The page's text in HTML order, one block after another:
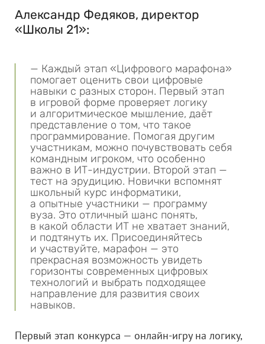
Александр Федяков, директор
«Школы 21»:
— Каждый этап «Цифрового марафона»
помогает оценить свои цифровые
навыки с разных сторон. Первый этап
в игровой форме проверяет логику
и алгоритмическое мышление, даёт
представление о том, что такое
программирование. Помогая другим
участникам, можно почувствовать себя
командным игроком, что особенно
важно в ИТ-индустрии. Второй этап —
тест на эрудицию. Новички вспомнят
школьный курс информатики,
а опытные участники — программу
вуза. Это отличный шанс понять,
в какой области ИТ не хватает знаний,
и подтянуть их. Присоединяйтесь
и участвуйте, марафон — это
прекрасная возможность увидеть
горизонты современных цифровых
технологий и выбрать подходящее
направление для развития своих
навыков.
Первый этап конкурса — онлайн-игру на логику,